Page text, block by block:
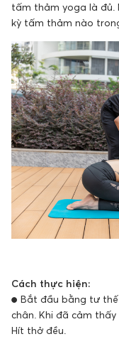
tấm thảm yoga là đủ.
kỳ tấm thảm nào
Cách thực hiện:
● Bắt đầu bằng tư
chân. Khi đã cảm
Hít thở đều.